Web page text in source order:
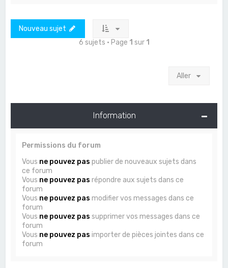
Nouveau sujet
6 sujets • Page 1 sur 1
Aller
Information
Permissions du forum
Vous ne pouvez pas publier de nouveaux sujets dans
ce forum
Vous ne pouvez pas répondre aux sujets dans ce
forum
Vous ne pouvez pas modifier vos messages dans ce
forum
Vous ne pouvez pas supprimer vos messages dans ce
forum
Vous ne pouvez pas importer de pièces jointes dans ce
forum